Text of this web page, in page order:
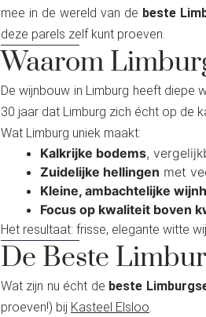
mee in de wereld van de beste
deze parels zelf kunt proeven.
Waarom
De wijnbouw in Limburg heeft diepe
30 jaar dat Limburg zich écht op de
Wat Limburg uniek maakt:
Kalkrijke bodems,
Zuidelijke hellingen met
Kleine, ambachtelijke
Focus op kwaliteit boven
Het resultaat: frisse, elegante witte
De Beste
Wat zijn nu écht de beste
proeven!) bij Kasteel Elsloo